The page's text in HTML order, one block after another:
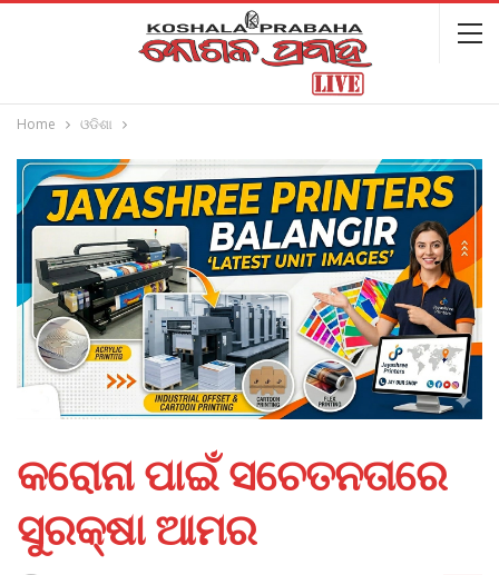
Home ଓଡିଶା
କରୋନା ପାଇଁ ସଚେତନତାରେ
ସୁରକ୍ଷା ଆମର